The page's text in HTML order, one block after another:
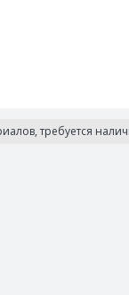
требуется